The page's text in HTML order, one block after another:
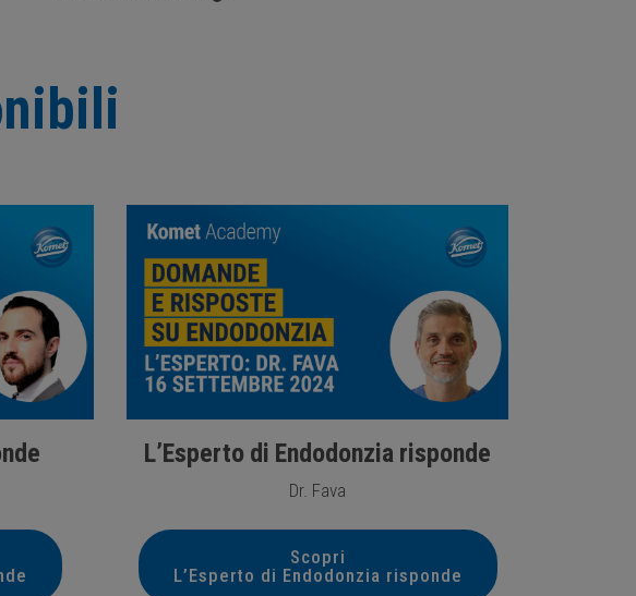
L’Esperto di Endodonzia risponde
Dr. Fava
Scopri
L’Esperto di Endodonzia risponde